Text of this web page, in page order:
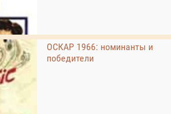
ОСКАР 1966: номинанты и
победители